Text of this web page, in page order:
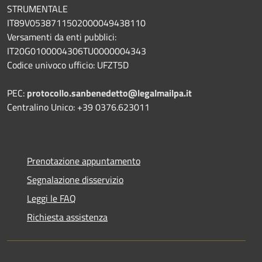
STRUMENTALE
IT89V0538711502000049438110
Versamenti da enti pubblici:
IT20G0100004306TU0000004343
Codice univoco ufficio: UFZT5D
PEC: protocollo.sanbenedetto@legalmailpa.it
Centralino Unico: +39 0376.623011
Prenotazione appuntamento
Segnalazione disservizio
Leggi le FAQ
Richiesta assistenza